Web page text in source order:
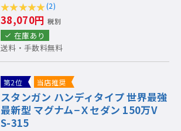
(2)
38,070円 税別
在庫あり
送料・手数料無料
第2位 当店推奨
スタンガン ハンディタイプ 世界最強
最新型 マグナム−Ｘセダン 150万V
S-315